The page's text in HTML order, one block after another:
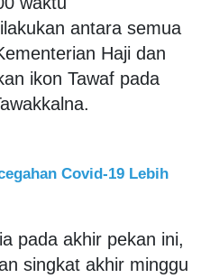
antara semua
Haji dan
ikon Tawaf pada
Covid-19 Lebih
pada akhir pekan ini,
singkat akhir minggu